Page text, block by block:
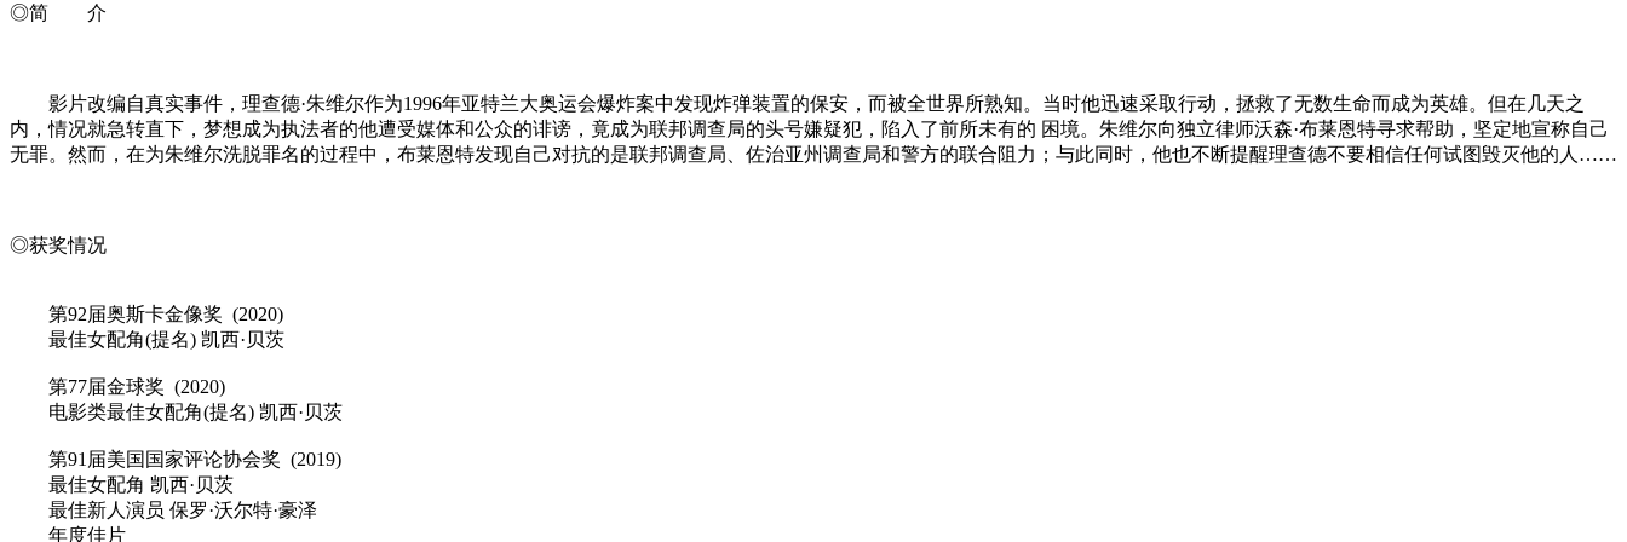
◎简 介
影片改编自真实事件，理查德·朱维尔作为1996年亚特兰大奥运会爆炸案中发现炸弹装置的保安，而被全世界所熟知。当时他迅速采取行动，拯救了无数生命而成为英雄。但在几天之
内，情况就急转直下，梦想成为执法者的他遭受媒体和公众的诽谤，竟成为联邦调查局的头号嫌疑犯，陷入了前所未有的 困境。朱维尔向独立律师沃森·布莱恩特寻求帮助，坚定地宣称自己
无罪。然而，在为朱维尔洗脱罪名的过程中，布莱恩特发现自己对抗的是联邦调查局、佐治亚州调查局和警方的联合阻力；与此同时，他也不断提醒理查德不要相信任何试图毁灭他的人……
◎获奖情况
第92届奥斯卡金像奖 (2020)
最佳女配角(提名) 凯西·贝茨
第77届金球奖 (2020)
电影类最佳女配角(提名) 凯西·贝茨
第91届美国国家评论协会奖 (2019)
最佳女配角 凯西·贝茨
最佳新人演员 保罗·沃尔特·豪泽
年度佳片